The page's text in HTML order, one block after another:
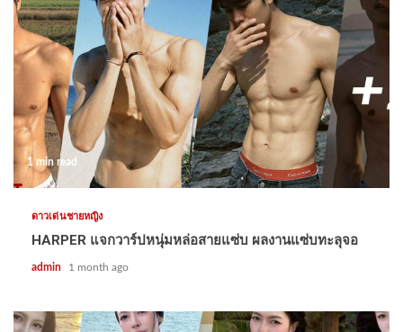
1 min read
ดาวเด่นชายหญิง
HARPER แจกวาร์ปหนุ่มหล่อสายแซ่บ ผลงานแซ่บทะลุจอ
admin 1 month ago